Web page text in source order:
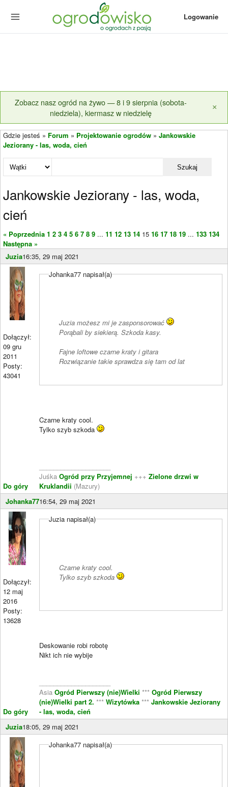
Logowanie
Zobacz nasz ogród na żywo — 8 i 9 sierpnia (sobota-
niedziela), kiermasz w niedzielę
×
Gdzie jesteś » Forum » Projektowanie ogrodów » Jankowskie
Jeziorany - las, woda, cień
Szukaj
Jankowskie Jeziorany - las, woda,
cień
« Poprzednia 1 2 3 4 5 6 7 8 9 ... 11 12 13 14 15 16 17 18 19 ... 133 134
Następna »
Juzia16:35, 29 maj 2021
Dołączył:
09 gru
2011
Posty:
43041
Do góry
Johanka77 napisał(a)
Juzia możesz mi je zasponsorować
Porąbali by siekierą. Szkoda kasy.
Fajne loftowe czarne kraty i gitara
Rozwiązanie takie sprawdza się tam od lat
Czarne kraty cool.
Tylko szyb szkoda
Juśka Ogród przy Przyjemnej +++ Zielone drzwi w
Kruklandii (Mazury)
Johanka7716:54, 29 maj 2021
Dołączył:
12 maj
2016
Posty:
13628
Do góry
Juzia napisał(a)
Czarne kraty cool.
Tylko szyb szkoda
Deskowanie robi robotę
Nikt ich nie wybije
Asia Ogród Pierwszy (nie)Wielki *** Ogród Pierwszy
(nie)Wielki part 2. *** Wizytówka *** Jankowskie Jeziorany
- las, woda, cień
Juzia18:05, 29 maj 2021
Johanka77 napisał(a)